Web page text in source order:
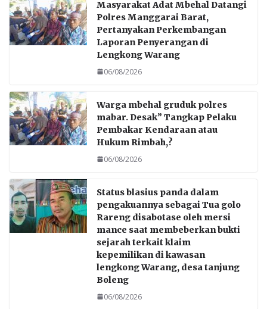
Masyarakat Adat Mbehal Datangi
Polres Manggarai Barat,
Pertanyakan Perkembangan
Laporan Penyerangan di
Lengkong Warang
06/08/2026
Warga mbehal gruduk polres
mabar. Desak” Tangkap Pelaku
Pembakar Kendaraan atau
Hukum Rimbah,?
06/08/2026
Status blasius panda dalam
pengakuannya sebagai Tua golo
Rareng disabotase oleh mersi
mance saat membeberkan bukti
sejarah terkait klaim
kepemilikan di kawasan
lengkong Warang, desa tanjung
Boleng
06/08/2026